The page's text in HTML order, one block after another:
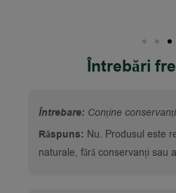
Întrebări
Întrebare: Conține
Răspuns: Nu. Produsul este
naturale, fără conservanți sau